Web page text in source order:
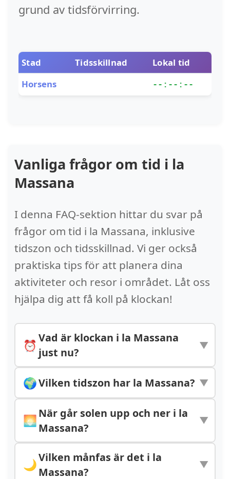
grund av tidsförvirring.
Stad Tidsskillnad
Lokal tid
Horsens
--:--:--
Vanliga frågor om tid i la
Massana
I denna FAQ-sektion hittar du svar på
frågor om tid i la Massana, inklusive
tidszon och tidsskillnad. Vi ger också
praktiska tips för att planera dina
aktiviteter och resor i området. Låt oss
hjälpa dig att få koll på klockan!
⏰ Vad är klockan i la Massana
just nu?
▼
Klockan i la Massana är08:30:22.
Staden ligger i tidszonen
Europe/Andorra (UTC+01:00).
🌍Vilken tidszon har la Massana? ▼
la Massana använder tidszonen
Europe/Andorra
+01:00(CET).
🌅När går solen upp och ner i la
Massana?
▼
Idag går solen upp kl.07:19och ner
kl. 16:46i la Massana. Dagens längd
🌙Vilken månfas är det i la
Massana?
▼